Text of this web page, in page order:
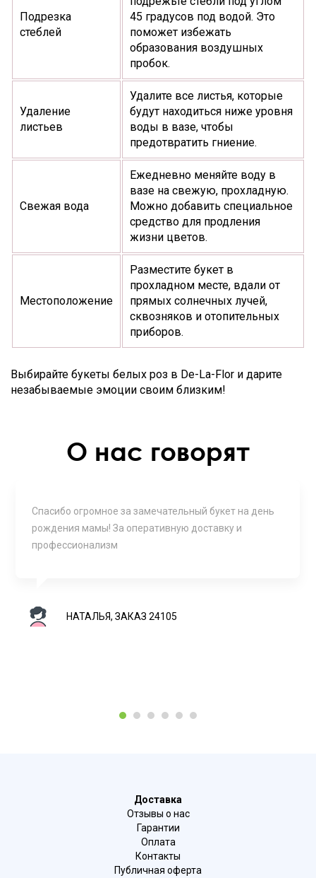
Подрезка
стеблей
45 градусов под водой. Это
поможет избежать
образования воздушных
пробок.
Удаление
листьев
Удалите все листья, которые
будут находиться ниже уровня
воды в вазе, чтобы
предотвратить гниение.
Свежая вода
Ежедневно меняйте воду в
вазе на свежую, прохладную.
Можно добавить специальное
средство для продления
жизни цветов.
Местоположение
Разместите букет в
прохладном месте, вдали от
прямых солнечных лучей,
сквозняков и отопительных
приборов.
Выбирайте букеты белых роз в De-La-Flor и дарите
незабываемые эмоции своим близким!
О нас говорят
Спасибо огромное за замечательный букет на день
рождения мамы! За оперативную доставку и
профессионализм
НАТАЛЬЯ, ЗАКАЗ 24105
1 2 3 4 5 6
Доставка
Отзывы о нас
Гарантии
Оплата
Контакты
Публичная оферта